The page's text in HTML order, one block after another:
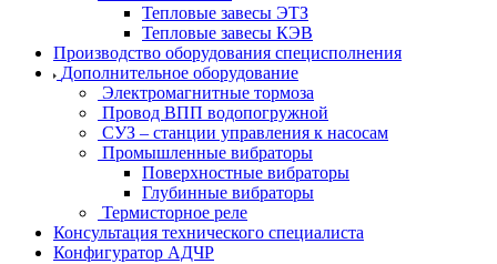
Тепловые завесы ЭТЗ
Тепловые завесы КЭВ
Производство оборудования специсполнения
Дополнительное оборудование
Электромагнитные тормоза
Провод ВПП водопогружной
СУЗ – станции управления к насосам
Промышленные вибраторы
Поверхностные вибраторы
Глубинные вибраторы
Термисторное реле
Консультация технического специалиста
Конфигуратор АДЧР